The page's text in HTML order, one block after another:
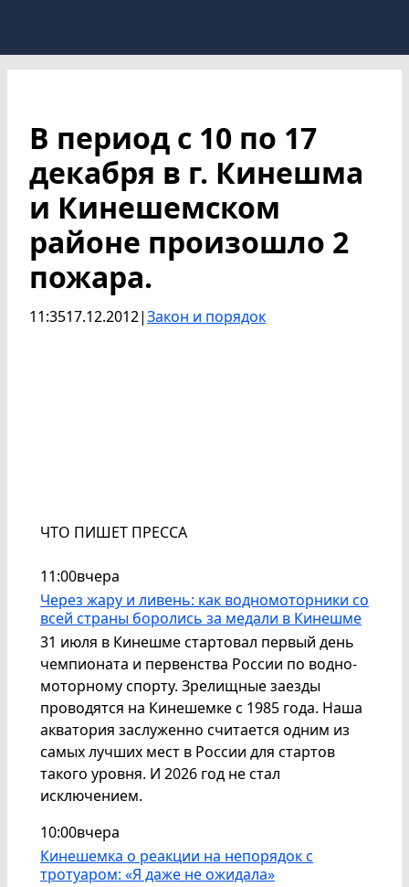
В период с 10 по 17
декабря в г. Кинешма
и Кинешемском
районе произошло 2
пожара.
11:3517.12.2012|Закон и порядок
ЧТО ПИШЕТ ПРЕССА
11:00вчера
Через жару и ливень: как водномоторники со
всей страны боролись за медали в Кинешме
31 июля в Кинешме стартовал первый день
чемпионата и первенства России по водно-
моторному спорту. Зрелищные заезды
проводятся на Кинешемке с 1985 года. Наша
акватория заслуженно считается одним из
самых лучших мест в России для стартов
такого уровня. И 2026 год не стал
исключением.
10:00вчера
Кинешемка о реакции на непорядок с
тротуаром: «Я даже не ожидала»